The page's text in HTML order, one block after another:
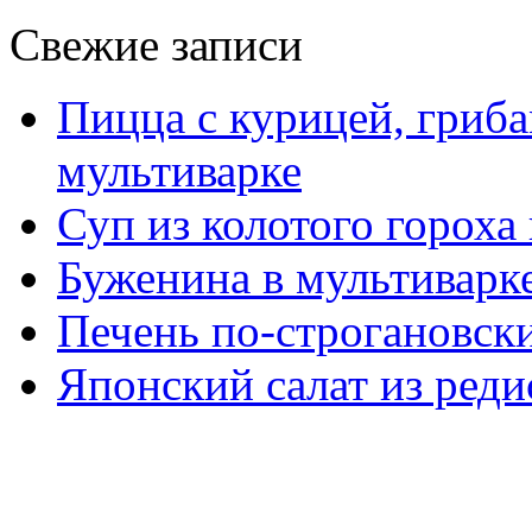
Свежие записи
Пицца с курицей,
мультиварке
Суп из колотого
Буженина в
Печень по-
Японский салат из